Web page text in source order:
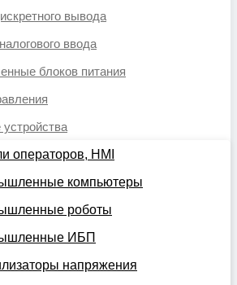
вывода
ввода
блоков питания
операторов, HMI
компьютеры
роботы
ИБП
напряжения